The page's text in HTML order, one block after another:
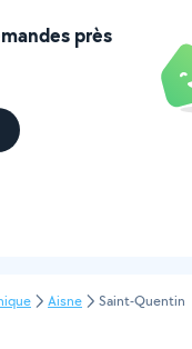
près
Aisne Saint-Quentin